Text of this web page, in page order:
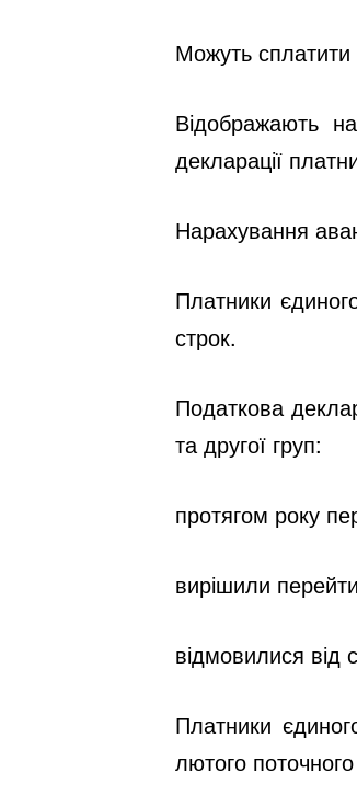
Можуть сплатити
Відображають
декларації
Нарахування
Платники
строк.
Податкова
та другої груп:
протягом року
вирішили
відмовилися від
Платники
лютого